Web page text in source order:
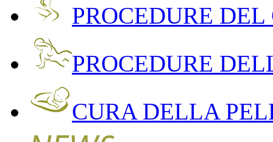
PROCEDURE DEL
PROCEDURE
CURA DELLA